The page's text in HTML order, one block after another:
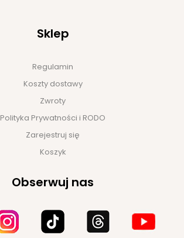
Sklep
Regulamin
Koszty dostawy
Zwroty
Polityka Prywatności i RODO
Zarejestruj się
Koszyk
Obserwuj nas